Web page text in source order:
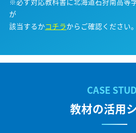
が
該当するかコチラからご確認ください。
教材の活用